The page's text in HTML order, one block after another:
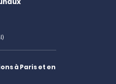
à Paris et en